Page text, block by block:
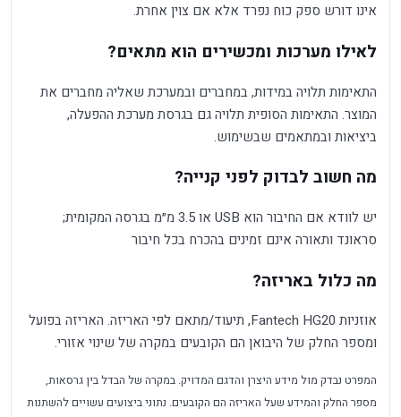
אינו דורש ספק כוח נפרד אלא אם צוין אחרת.
לאילו מערכות ומכשירים הוא מתאים?
התאימות תלויה במידות, במחברים ובמערכת שאליה מחברים את
המוצר. התאימות הסופית תלויה גם בגרסת מערכת ההפעלה,
ביציאות ובמתאמים שבשימוש.
מה חשוב לבדוק לפני קנייה?
יש לוודא אם החיבור הוא USB או 3.5 מ״מ בגרסה המקומית;
סראונד ותאורה אינם זמינים בהכרח בכל חיבור
מה כלול באריזה?
אוזניות Fantech HG20, תיעוד/מתאם לפי האריזה. האריזה בפועל
ומספר החלק של היבואן הם הקובעים במקרה של שינוי אזורי.
המפרט נבדק מול מידע היצרן והדגם המדויק. במקרה של הבדל בין גרסאות,
מספר החלק והמידע שעל האריזה הם הקובעים. נתוני ביצועים עשויים להשתנות